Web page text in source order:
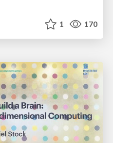
1 170